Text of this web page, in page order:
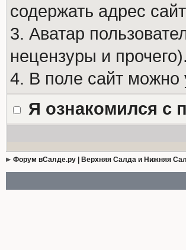
содержать адрес
3. Аватар
нецензуры и прочего).
4. В поле сайт можно
Я ознакомился с
Форум вСалде.ру | Верхняя Салда и Нижняя